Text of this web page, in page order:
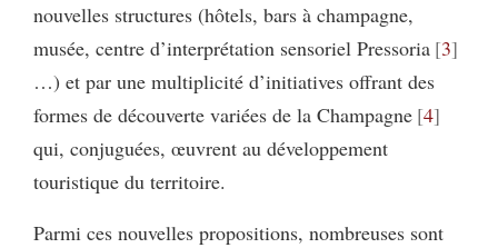
nouvelles structures (hôtels, bars à champagne,
musée, centre d’interprétation sensoriel Pressoria 3
…) et par une multiplicité d’initiatives offrant des
formes de découverte variées de la Champagne 4
qui, conjuguées, œuvrent au développement
touristique du territoire.
Parmi ces nouvelles propositions, nombreuses sont